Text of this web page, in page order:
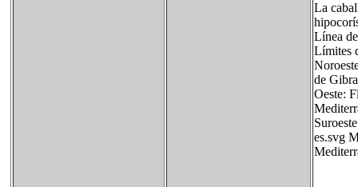
La
Línea
Límites
de
es.svg